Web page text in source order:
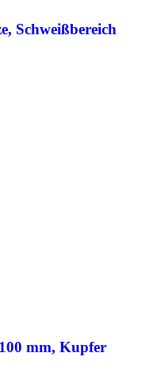
Schweißbereich
mm, Kupfer